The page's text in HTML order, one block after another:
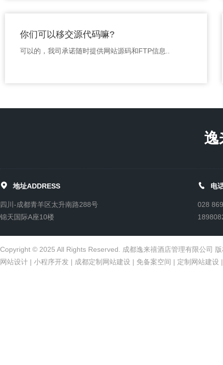
你们可以移交源代码嘛?
可以的，我司承诺随时提供网站源码和FTP信息..
逸
 地址ADDRESS
四川-成都青羊区太升南路288号
锦天国际A座10楼
 电
028
Copyright © 2025 All Rights Reserved. 成都逸来禧酒店管理有限公司
网站设计 | 小程序开发 | 成都定制网站建设 | 免备案空间 | 定制网站建设